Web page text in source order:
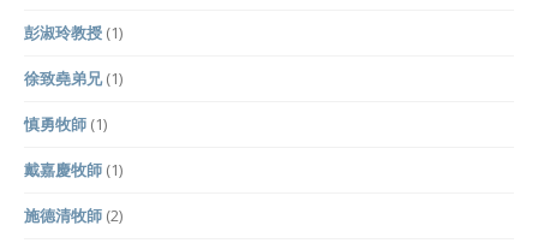
彭淑玲教授 (1)
徐致堯弟兄(1)
慎勇牧師 (1)
戴嘉慶牧師 (1)
施德清牧師 (2)